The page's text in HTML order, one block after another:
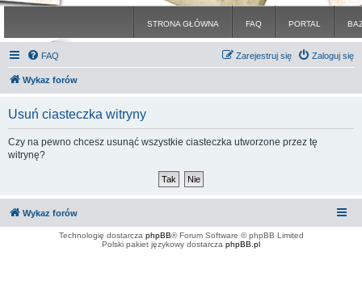
STRONA GŁÓWNA FAQ PORTAL
FAQ Zaloguj się
Zarejestruj się
Wykaz forów
Usuń ciasteczka witryny
Czy na pewno chcesz usunąć wszystkie ciasteczka utworzone przez tę
witrynę?
Wykaz forów
Technologię dostarcza phpBB® Forum Software © phpBB Limited
Polski pakiet językowy dostarcza phpBB.pl